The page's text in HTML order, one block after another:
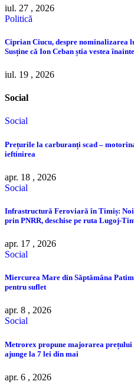
iul. 27 , 2026
Politică
Ciprian Ciucu, despre nominalizarea
Susține că Ion Ceban știa vestea
iul. 19 , 2026
Social
Social
Prețurile la carburanți scad –
ieftinirea
apr. 18 , 2026
Social
Infrastructură Feroviară în Timiș: Noi
prin PNRR, deschise pe ruta Lugoj-
apr. 17 , 2026
Social
Miercurea Mare din Săptămâna
pentru suflet
apr. 8 , 2026
Social
Metrorex propune majorarea
ajunge la 7 lei din mai
apr. 6 , 2026